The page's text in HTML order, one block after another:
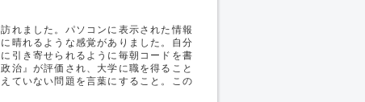
れました。パソコンに表示された情報
晴れるような感覚がありました。自分
引き寄せられるように毎朝コードを書
治』が評価され、大学に職を得ること
ていない問題を言葉にすること。この